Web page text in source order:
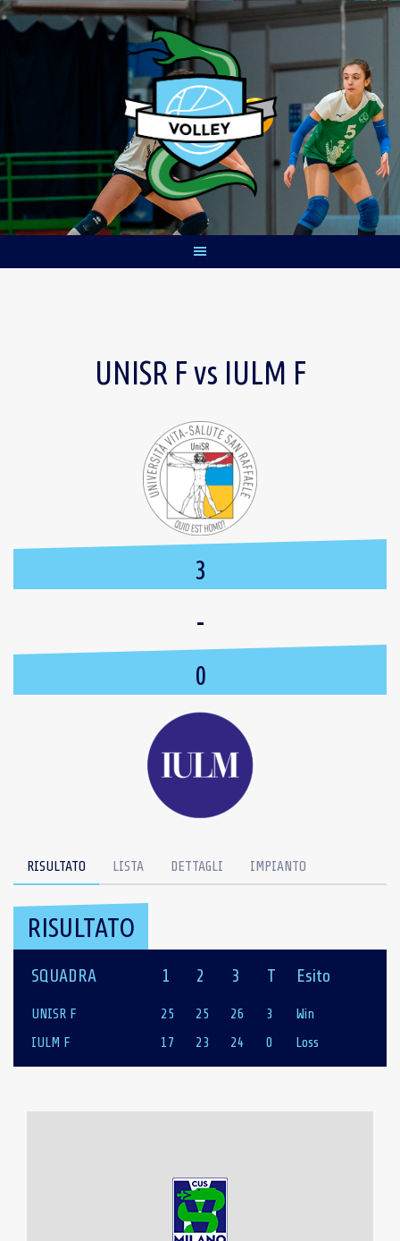
Skip
UNISR F vs IULM F
3
-
0
RISULTATO LISTA DETTAGLI IMPIANTO
RISULTATO
SQUADRA 1 2 3 T Esito
UNISR F 25 25 26 3
Win
IULM F
17 23 24 0 Loss